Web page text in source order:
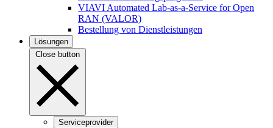
VIAVI Automated Lab-as-a-Service for Open
RAN (VALOR)
Bestellung von Dienstleistungen
Lösungen
Close button
Serviceprovider